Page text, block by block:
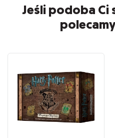
Jeśli podoba